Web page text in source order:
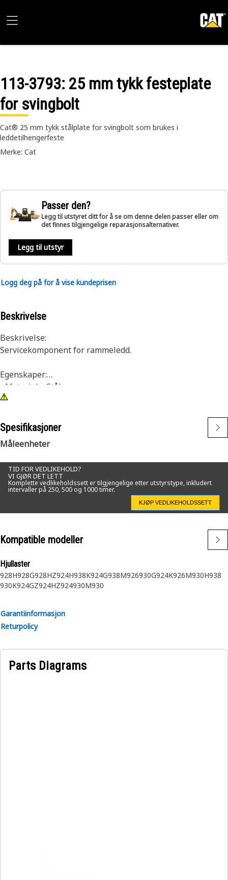
113-3793: 25 mm tykk festeplate
for svingbolt
Cat® 25 mm tykk stålplate for svingbolt som brukes i
leddetilhengerfeste
Merke: Cat
Passer den?
Legg til utstyret ditt for å se om denne delen passer eller om
det finnes tilgjengelige reparasjonsalternativer.
Legg til utstyr
Logg deg på for å vise kundeprisen
Beskrivelse
Beskrivelse:
Servicekomponent for rammeledd.
Egenskaper:
• Materiale: Stål
• For bruk med M12-redskaper
Bruksområder:
Se brukerhåndboken eller kontakt din lokale Cat-
forhandler for mer informasjon.
Spesifikasjoner
Måleenheter
TID FOR VEDLIKEHOLD?
VI GJØR DET LETT
Komplette vedlikeholdssett er tilgjengelige etter utstyrstype, inkludert
intervaller på 250, 500 og 1000 timer.
KJØP VEDLIKEHOLDSSETT
Kompatible modeller
Hjullaster
928H928G928HZ924H938K924G938M926930G924K926M930H938
930K924GZ924HZ924930M930
Garantiinformasjon
Returpolicy
Parts Diagrams